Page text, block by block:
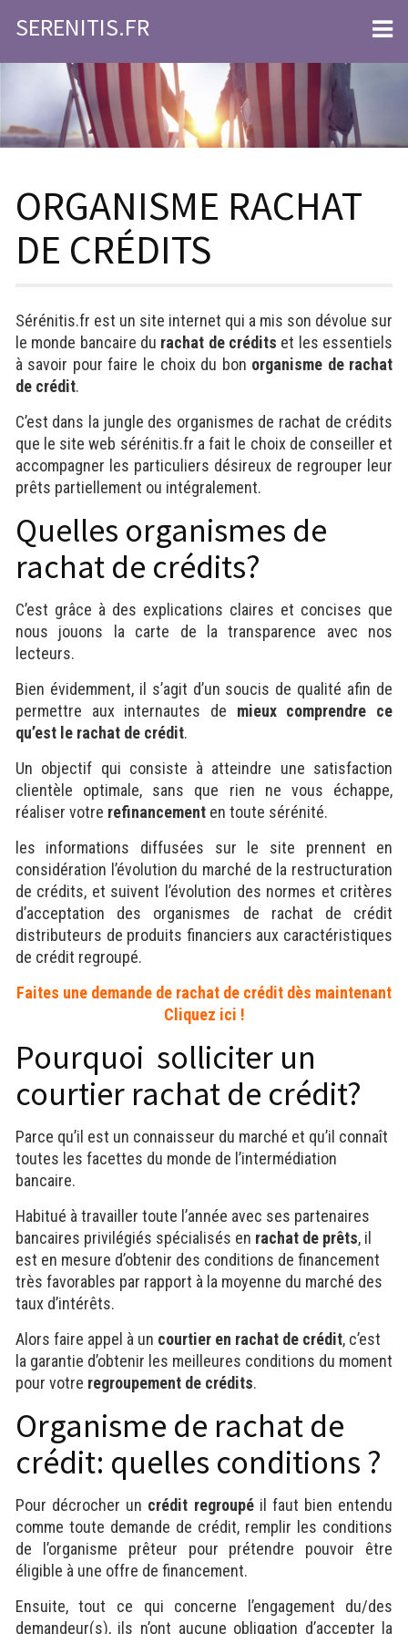
SERENITIS.FR
ORGANISME RACHAT
DE CRÉDITS
Sérénitis.fr est un site internet qui a mis son dévolue sur
le monde bancaire du rachat de crédits et les essentiels
à savoir pour faire le choix du bon organisme de rachat
de crédit.
C’est dans la jungle des organismes de rachat de crédits
que le site web sérénitis.fr a fait le choix de conseiller et
accompagner les particuliers désireux de regrouper leur
prêts partiellement ou intégralement.
Quelles organismes de
rachat de crédits?
C’est grâce à des explications claires et concises que
nous jouons la carte de la transparence avec nos
lecteurs.
Bien évidemment, il s’agit d’un soucis de qualité afin de
permettre aux internautes de mieux comprendre ce
qu’est le rachat de crédit.
Un objectif qui consiste à atteindre une satisfaction
clientèle optimale, sans que rien ne vous échappe,
réaliser votre refinancementen toute sérénité.
les informations diffusées sur le site prennent en
considération l’évolution du marché de la restructuration
de crédits, et suivent l’évolution des normes et critères
d’acceptation des organismes de rachat de crédit
distributeurs de produits financiers aux caractéristiques
de crédit regroupé.
Faites une demande de rachat de crédit dès maintenant
Cliquez ici !
Pourquoi solliciter un
courtier rachat de crédit?
Parce qu’il est un connaisseur du marché et qu’il connaît
toutes les facettes du monde de l’intermédiation
bancaire.
Habitué à travailler toute l’année avec ses partenaires
bancaires privilégiés spécialisés en rachat de prêts, il
est en mesure d’obtenir des conditions de financement
très favorables par rapport à la moyenne du marché des
taux d’intérêts.
Alors faire appel à un courtier en rachat de crédit, c’est
la garantie d’obtenir les meilleures conditions du moment
pour votre regroupement de crédits.
Organisme de rachat de
crédit: quelles conditions ?
Pour décrocher un crédit regroupéil faut bien entendu
comme toute demande de crédit, remplir les conditions
de l’organisme prêteur pour prétendre pouvoir être
éligible à une offre de financement.
Ensuite, tout ce qui concerne l’engagement du/des
demandeur(s), ils n’ont aucune obligation d’accepter la